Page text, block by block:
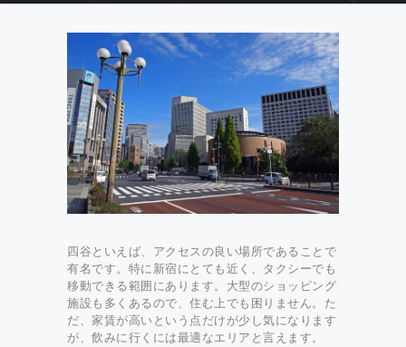
四谷といえば、アクセスの良い場所であることで
有名です。特に新宿にとても近く、タクシーでも
移動できる範囲にあります。大型のショッピング
施設も多くあるので、住む上でも困りません。た
だ、家賃が高いという点だけが少し気になります
が、飲みに行くには最適なエリアと言えます。